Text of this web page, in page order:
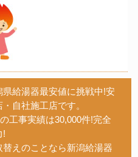
給湯器最安値に挑戦中!安
自社施工店です。
工事実績は30,000件!完全
!
えのことなら新潟給湯器